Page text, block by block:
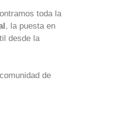
toda la
, la puesta en
desde la
de